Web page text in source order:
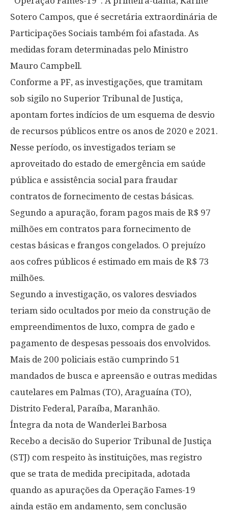
Sotero Campos, que é secretária extraordinária de
Participações Sociais também foi afastada. As
medidas foram determinadas pelo Ministro
Mauro Campbell.
Conforme a PF, as investigações, que tramitam
sob sigilo no Superior Tribunal de Justiça,
apontam fortes indícios de um esquema de desvio
de recursos públicos entre os anos de 2020 e 2021.
Nesse período, os investigados teriam se
aproveitado do estado de emergência em saúde
pública e assistência social para fraudar
contratos de fornecimento de cestas básicas.
Segundo a apuração, foram pagos mais de R$ 97
milhões em contratos para fornecimento de
cestas básicas e frangos congelados. O prejuízo
aos cofres públicos é estimado em mais de R$ 73
milhões.
Segundo a investigação, os valores desviados
teriam sido ocultados por meio da construção de
empreendimentos de luxo, compra de gado e
pagamento de despesas pessoais dos envolvidos.
Mais de 200 policiais estão cumprindo 51
mandados de busca e apreensão e outras medidas
cautelares em Palmas (TO), Araguaína (TO),
Distrito Federal, Paraíba, Maranhão.
Íntegra da nota de Wanderlei Barbosa
Recebo a decisão do Superior Tribunal de Justiça
(STJ) com respeito às instituições, mas registro
que se trata de medida precipitada, adotada
quando as apurações da Operação Fames-19
ainda estão em andamento, sem conclusão